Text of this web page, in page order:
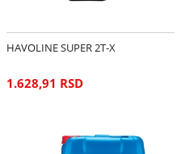
HAVOLINE SUPER 2T-X
1.628,91 RSD